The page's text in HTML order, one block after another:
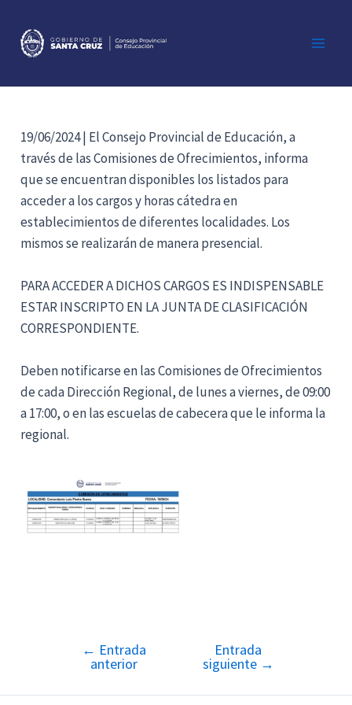
contenido
19/06/2024 | El Consejo Provincial de Educación, a
través de las Comisiones de Ofrecimientos, informa
que se encuentran disponibles los listados para
acceder a los cargos y horas cátedra en
establecimientos de diferentes localidades. Los
mismos se realizarán de manera presencial.
PARA ACCEDER A DICHOS CARGOS ES INDISPENSABLE
ESTAR INSCRIPTO EN LA JUNTA DE CLASIFICACIÓN
CORRESPONDIENTE.
Deben notificarse en las Comisiones de Ofrecimientos
de cada Dirección Regional, de lunes a viernes, de 09:00
a 17:00, o en las escuelas de cabecera que le informa la
regional.
Navegación
entradas
← Entrada
anterior
Entrada
siguiente →